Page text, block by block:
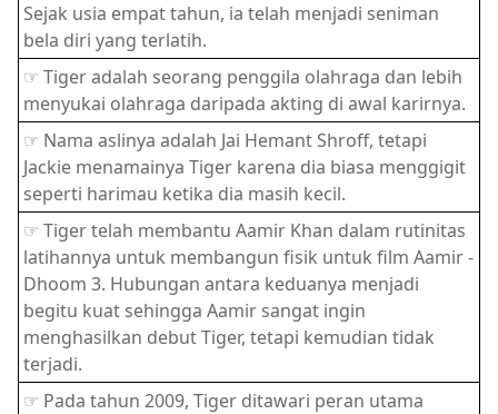
Sejak usia empat tahun, ia telah menjadi seniman
bela diri yang terlatih.
☞ Tiger adalah seorang penggila olahraga dan lebih
menyukai olahraga daripada akting di awal karirnya.
☞ Nama aslinya adalah Jai Hemant Shroff, tetapi
Jackie menamainya Tiger karena dia biasa menggigit
seperti harimau ketika dia masih kecil.
☞ Tiger telah membantu Aamir Khan dalam rutinitas
latihannya untuk membangun fisik untuk film Aamir -
Dhoom 3. Hubungan antara keduanya menjadi
begitu kuat sehingga Aamir sangat ingin
menghasilkan debut Tiger, tetapi kemudian tidak
terjadi.
☞ Pada tahun 2009, Tiger ditawari peran utama